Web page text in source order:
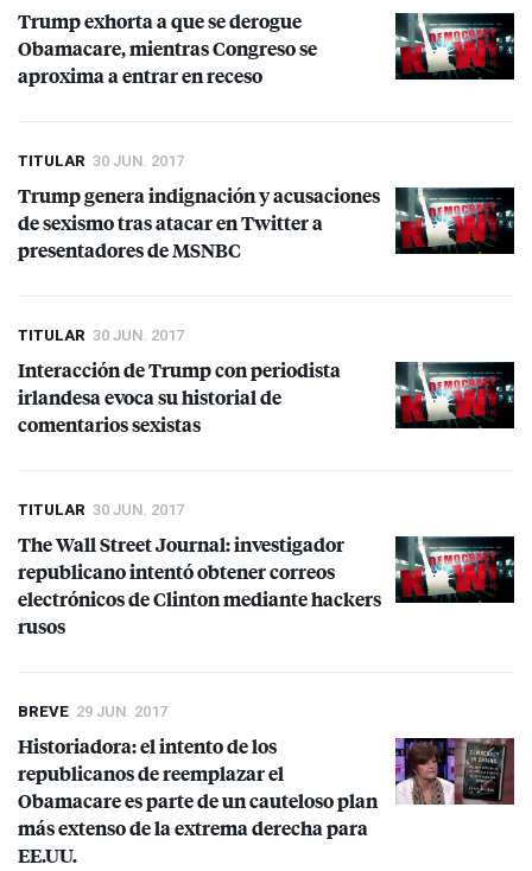
Trump exhorta a que se derogue
Obamacare, mientras Congreso se
aproxima a entrar en receso
TITULAR 30 JUN. 2017
Trump genera indignación y acusaciones
de sexismo tras atacar en Twitter a
presentadores deMSNBC
TITULAR 30 JUN. 2017
Interacción de Trump con periodista
irlandesa evoca su historial de
comentarios sexistas
TITULAR 30 JUN. 2017
The Wall Street Journal: investigador
republicano intentó obtener correos
electrónicos de Clinton mediante hackers
rusos
BREVE 29 JUN. 2017
Historiadora: el intento de los
republicanos de reemplazar el
Obamacare es parte de un cauteloso plan
más extenso de la extrema derecha para
EE.UU.